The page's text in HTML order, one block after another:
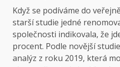
Když se podíváme do
starší studie jedné
společnosti indikovala, že
procent. Podle novější
analýz z roku 2019, která